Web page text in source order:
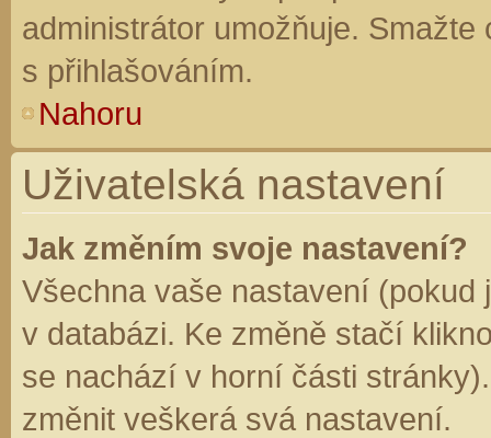
administrátor umožňuje.
s přihlašováním.
Nahoru
Uživatelská nastavení
Jak změním svoje nastavení?
Všechna vaše nastavení (pokud
v databázi. Ke změně stačí
se nachází v horní části
změnit veškerá svá nastavení.